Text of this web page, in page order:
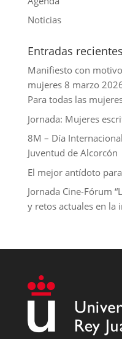
n
Noticias
Entradas recientes
Manifiesto con
mujeres 8 marzo
Para todas las
Jornada: Mujeres
8M – Día
Juventud de Alcorcón
El mejor antídoto
Jornada Cine-Fórum
y retos actuales en la